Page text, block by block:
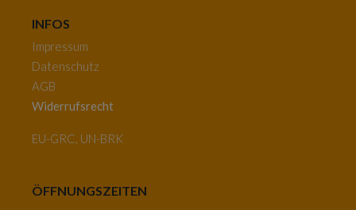
INFOS
Impressum
Datenschutz
AGB
Widerrufsrecht
EU-GRC, UN-BRK
ÖFFNUNGSZEITEN